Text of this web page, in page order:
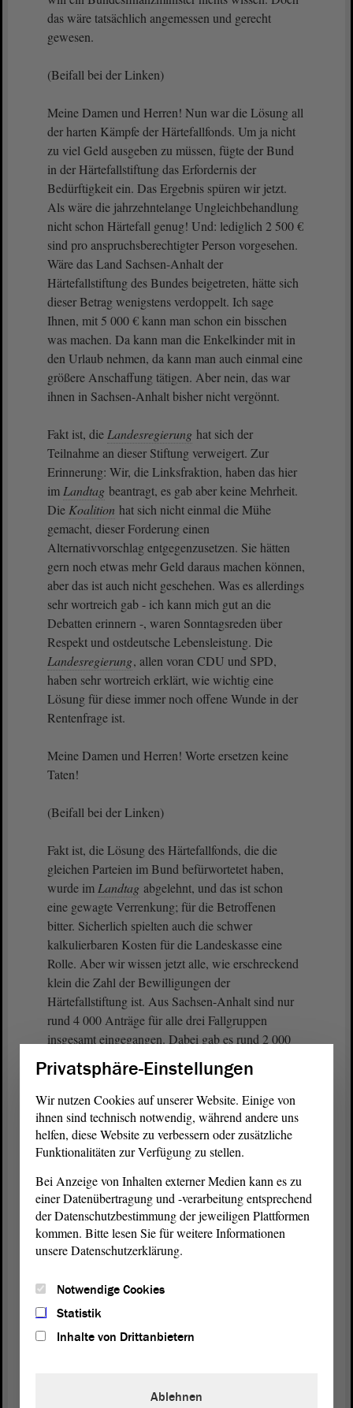
das wäre tatsächlich angemessen und gerecht
gewesen.
(Beifall bei der Linken)
Meine Damen und Herren! Nun war die Lösung all
der harten Kämpfe der Härtefallfonds. Um ja nicht
zu viel Geld ausgeben zu müssen, fügte der Bund
in der Härtefallstiftung das Erfordernis der
Bedürftigkeit ein. Das Ergebnis spüren wir jetzt.
Als wäre die jahrzehntelange Ungleichbehandlung
nicht schon Härtefall genug! Und: lediglich 2 500 €
sind pro anspruchsberechtigter Person vorgesehen.
Wäre das Land Sachsen-Anhalt der
Härtefallstiftung des Bundes beigetreten, hätte sich
dieser Betrag wenigstens verdoppelt. Ich sage
Ihnen, mit 5 000 € kann man schon ein bisschen
was machen. Da kann man die Enkelkinder mit in
den Urlaub nehmen, da kann man auch einmal eine
größere Anschaffung tätigen. Aber nein, das war
ihnen in Sachsen-Anhalt bisher nicht vergönnt.
Fakt ist, die Landesregierung hat sich der
Teilnahme an dieser Stiftung verweigert. Zur
Erinnerung: Wir, die Linksfraktion, haben das hier
im Landtag beantragt, es gab aber keine Mehrheit.
Die Koalition hat sich nicht einmal die Mühe
gemacht, dieser Forderung einen
Alternativvorschlag entgegenzusetzen. Sie hätten
gern noch etwas mehr Geld daraus machen können,
aber das ist auch nicht geschehen. Was es allerdings
sehr wortreich gab - ich kann mich gut an die
Debatten erinnern -, waren Sonntagsreden über
Respekt und ostdeutsche Lebensleistung. Die
Landesregierung, allen voran CDU und SPD,
haben sehr wortreich erklärt, wie wichtig eine
Lösung für diese immer noch offene Wunde in der
Rentenfrage ist.
Meine Damen und Herren! Worte ersetzen keine
Taten!
(Beifall bei der Linken)
Fakt ist, die Lösung des Härtefallfonds, die die
gleichen Parteien im Bund befürwortetet haben,
wurde im Landtag abgelehnt, und das ist schon
eine gewagte Verrenkung; für die Betroffenen
bitter. Sicherlich spielten auch die schwer
kalkulierbaren Kosten für die Landeskasse eine
Rolle. Aber wir wissen jetzt alle, wie erschreckend
klein die Zahl der Bewilligungen der
Härtefallstiftung ist. Aus Sachsen-Anhalt sind nur
rund 4 000 Anträge für alle drei Fallgruppen
insgesamt eingegangen. Dabei gab es rund 2 000
der DDR.
Mehr als die Hälfte der Anträge aus Sachsen-
Anhalt ist bereits bearbeitet. Aber die
Anerkennungsquoten sind bescheiden. Von den
der DDR beziehen, sind gerade einmal 195
anerkannt. 195! Wir reden über Sachsen-Anhalt.
Hochgerechnet bedeutet das vielleicht, dass wir am
Ende bei 300 bis 400 Bewilligungen in dieser
unter 10 %.
Deutlich höher ist die Zahl der Bewilligten bei der
Fallgruppe der jüdischen Kontingentflüchtlinge mit
auch mich überrascht hat - großes Armutsproblem
Privatsphäre-Einstellungen
Wir nutzen Cookies auf unserer Website. Einige von
ihnen sind technisch notwendig, während andere uns
helfen, diese Website zu verbessern oder zusätzliche
Funktionalitäten zur Verfügung zu stellen.
Bei Anzeige von Inhalten externer Medien kann es zu
einer Datenübertragung und -verarbeitung entsprechend
der Datenschutzbestimmung der jeweiligen Plattformen
kommen. Bitte lesen Sie für weitere Informationen
unsere Datenschutzerklärung.
Notwendige Cookies
Statistik
Inhalte von Drittanbietern
Ablehnen